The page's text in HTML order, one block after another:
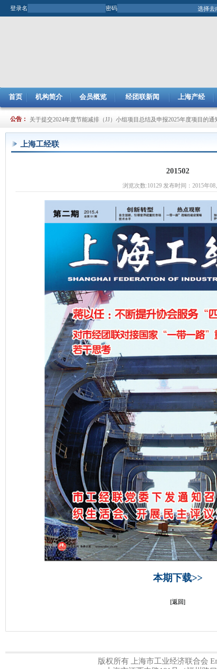
登录名 密码
首页 机构简介 会员概览 经团联新闻 上海产经
公告：
关于开展2025年市企业管理现代化创新成果评审工作的通知
关于提交2024年度节能减排（JJ）小组项目总结及申报2025年度项目的通
上海工经联
201502
浏览次数:10129 发布时间：2015年08
本期下载>>
[返回]
版权所有 上海市工业经济联合会